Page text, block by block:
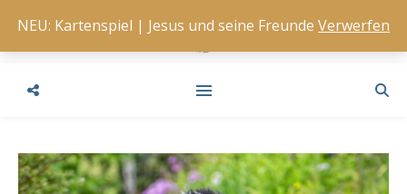
NEU: Kartenspiel | Jesus und seine Freunde Verwerfen